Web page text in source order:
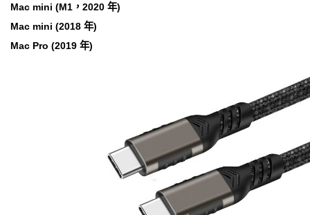
Mac mini (M1，2020 年)
Mac mini (2018 年)
Mac Pro (2019 年)